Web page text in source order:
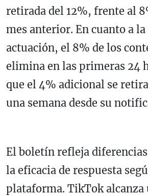
retirada del 12%, frente al
mes anterior. En cuanto a
actuación, el 8% de los
elimina en las primeras 24
que el 4% adicional se
una semana desde su
El boletín refleja
la eficacia de respuesta
plataforma. TikTok alcanza